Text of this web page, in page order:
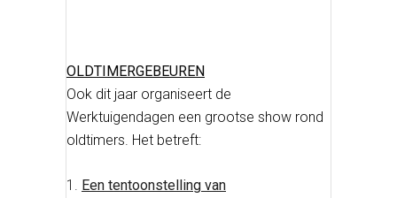
OLDTIMERGEBEUREN
Ook dit jaar organiseert de
Werktuigendagen een grootse show rond
oldtimers. Het betreft:
Een tentoonstelling van